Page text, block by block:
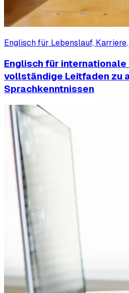
Englisch für Lebenslauf,
Englisch für
vollständige Leitfaden zu
Sprachkenntnissen